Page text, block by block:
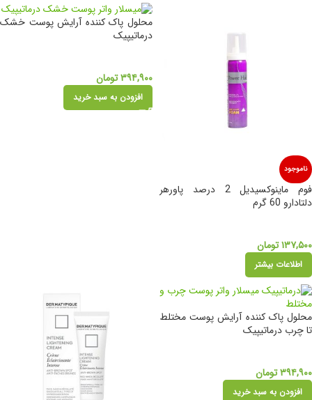
ناموجود
فوم ماینوکسیدیل 2 درصد پاورهر
دلتادارو 60 گرم
۱۳۷,۵۰۰تومان
اطلاعات بیشتر
محلول پاک کننده آرایش پوست خشک
درماتیپیک
۳۹۴,۹۰۰تومان
افزودن به سبد خرید
محلول پاک کننده آرایش پوست مختلط
تا چرب درماتیپیک
۳۹۴,۹۰۰تومان
افزودن به سبد خرید